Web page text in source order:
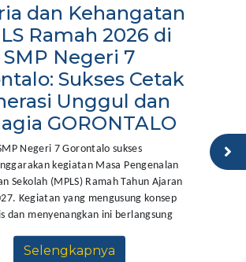
dan Kehangatan
Ramah 2026 di
SMP Negeri 7
Sukses Cetak
Unggul dan
GORONTALO
Negeri 7 Gorontalo sukses
kegiatan Masa Pengenalan
Sekolah (MPLS) Ramah Tahun Ajaran
Kegiatan yang mengusung konsep
dan menyenangkan ini berlangsung
Selengkapnya